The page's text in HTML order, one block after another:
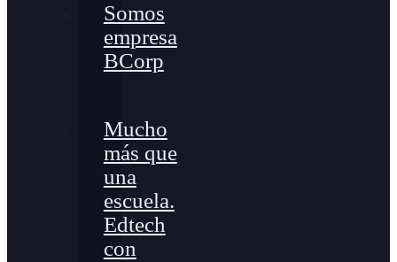
Somos
empresa
BCorp
Mucho
más que
una
escuela.
Edtech
con